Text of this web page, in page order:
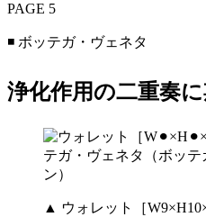
PAGE 5
◾️ ボッテガ・ヴェネタ
浄化作用の二重奏
▲ ウォレット［